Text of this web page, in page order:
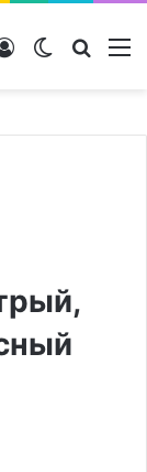
Switch skin
Войти